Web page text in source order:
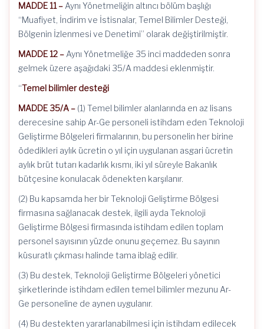
MADDE 11 – Aynı Yönetmeliğin altıncı bölüm başlığı
“Muafiyet, İndirim ve İstisnalar, Temel Bilimler Desteği,
Bölgenin İzlenmesi ve Denetimi” olarak değiştirilmiştir.
MADDE 12 – Aynı Yönetmeliğe 35 inci maddeden sonra
gelmek üzere aşağıdaki 35/A maddesi eklenmiştir.
“Temel bilimler desteği
MADDE 35/A – (1) Temel bilimler alanlarında en az lisans
derecesine sahip Ar-Ge personeli istihdam eden Teknoloji
Geliştirme Bölgeleri firmalarının, bu personelin her birine
ödedikleri aylık ücretin o yıl için uygulanan asgari ücretin
aylık brüt tutarı kadarlık kısmı, iki yıl süreyle Bakanlık
bütçesine konulacak ödenekten karşılanır.
(2) Bu kapsamda her bir Teknoloji Geliştirme Bölgesi
firmasına sağlanacak destek, ilgili ayda Teknoloji
Geliştirme Bölgesi firmasında istihdam edilen toplam
personel sayısının yüzde onunu geçemez. Bu sayının
küsuratlı çıkması halinde tama iblağ edilir.
(3) Bu destek, Teknoloji Geliştirme Bölgeleri yönetici
şirketlerinde istihdam edilen temel bilimler mezunu Ar-
Ge personeline de aynen uygulanır.
(4) Bu destekten yararlanabilmesi için istihdam edilecek